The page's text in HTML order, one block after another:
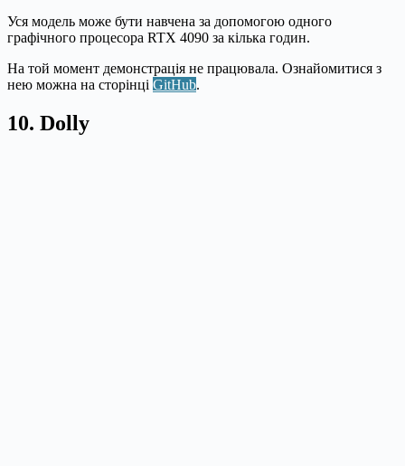
Уся модель може бути навчена за допомогою одного
графічного процесора RTX 4090 за кілька годин.
На той момент демонстрація не працювала. Ознайомитися з
нею можна на сторінці GitHub.
10. Dolly